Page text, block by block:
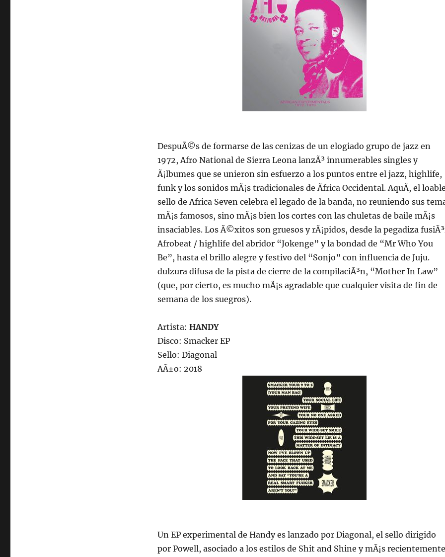
DespuÃ©s de formarse de las cenizas de un elogiado grupo de jazz en
1972, Afro National de Sierra Leona lanzÃ³ innumerables singles y
Ã¡lbumes que se unieron sin esfuerzo a los puntos entre el jazz, highlife,
funk y los sonidos mÃ¡s tradicionales de Ãfrica Occidental. AquÃ­, el
sello de Africa Seven celebra el legado de la banda, no reuniendo sus
mÃ¡s famosos, sino mÃ¡s bien los cortes con las chuletas de baile mÃ¡s
insaciables. Los Ã©xitos son gruesos y rÃ¡pidos, desde la pegadiza
Afrobeat / highlife del abridor “Jokenge” y la bondad de “Mr Who You
Be”, hasta el brillo alegre y festivo del “Sonjo” con influencia de Juju.
dulzura difusa de la pista de cierre de la compilaciÃ³n, “Mother In Law”
(que, por cierto, es mucho mÃ¡s agradable que cualquier visita de fin de
semana de los suegros).
Artista: HANDY
Disco: Smacker EP
Sello: Diagonal
AÃ±o: 2018
Un EP experimental de Handy es lanzado por Diagonal, el sello dirigido
por Powell, asociado a los estilos de Shit and Shine y mÃ¡s recientemente